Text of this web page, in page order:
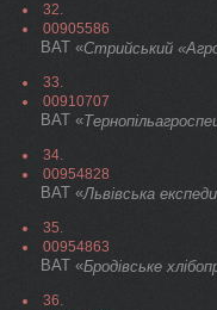
32.
00905586
ВАТ «Стрийський
33.
00910707
ВАТ «
34.
00954828
ВАТ «Львівська
35.
00954863
ВАТ «Бродівське
36.